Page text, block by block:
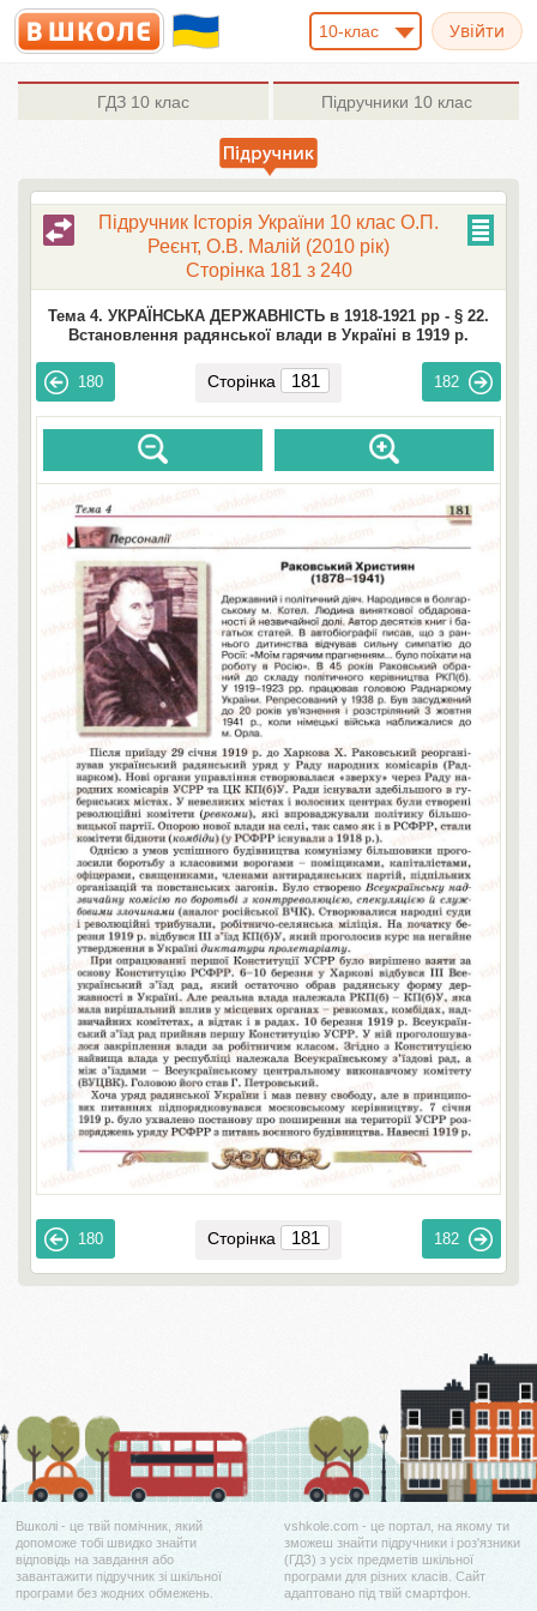
10-клас
ГДЗ 10 клас Підручники 10 клас
Підручник Історія України 10 клас О.П.
Реєнт, О.В. Малій (2010 рік)
Сторінка 181 з 240
Тема 4. УКРАЇНСЬКА ДЕРЖАВНІСТЬ в 1918-1921 рр - § 22.
Встановлення радянської влади в Україні в 1919 р.
180 Сторінка 182
180 Сторінка 182
Вшколі - це твій помічник, який
допоможе тобі швидко знайти
відповідь на завдання або
завантажити підручник зі шкільної
програми без жодних обмежень.
vshkole.com - це портал, на якому ти
зможеш знайти підручники і роз'язники
(ГДЗ) з усіх предметів шкільної
програми для різних класів. Сайт
адаптовано під твій смартфон.